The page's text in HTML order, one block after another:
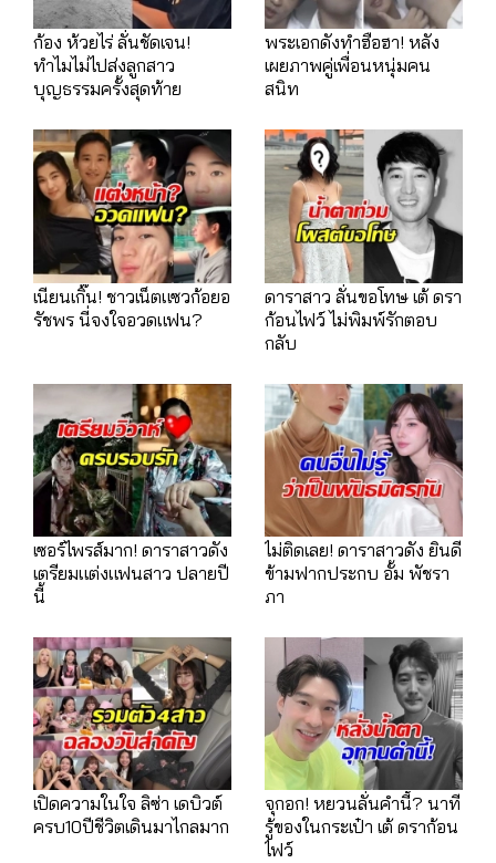
ก้อง ห้วยไร่ ลั่นชัดเจน!
ทำไมไม่ไปส่งลูกสาว
บุญธรรมครั้งสุดท้าย
พระเอกดังทำฮือฮา! หลัง
เผยภาพคู่เพื่อนหนุ่มคน
สนิท
เนียนเกิ๊น! ชาวเน็ตแซวก้อยอ
รัชพร นี่จงใจอวดแฟน?
ดาราสาว ลั่นขอโทษ เต้ ดรา
ก้อนไฟว์ ไม่พิมพ์รักตอบ
กลับ
เซอร์ไพรส์มาก! ดาราสาวดัง
เตรียมแต่งแฟนสาว ปลายปี
นี้
ไม่ติดเลย! ดาราสาวดัง ยินดี
ข้ามฟากประกบ อั้ม พัชรา
ภา
เปิดความในใจ ลิซ่า เดบิวต์
ครบ10ปีชีวิตเดินมาไกลมาก
จุกอก! หยวนลั่นคำนี้? นาที
รู้ของในกระเป๋า เต้ ดราก้อน
ไฟว์